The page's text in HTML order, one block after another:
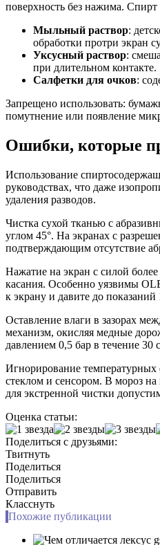
поверхность без нажима. Спирт
Мыльный раствор:
обработки протри экран
Уксусный раствор:
при длительном контакте.
Салфетки для очков:
Запрещено использовать:
помутнение или появление
Ошибки, которые
Использование
руководствах, что даже
удаления разводов.
Чистка сухой тканью с
углом 45°. На экранах с
подтверждающим отсутствие
Нажатие на экран с силой
касания. Особенно уязвимы
к экрану и давите до показаний
Оставление влаги в зазорах
механизм, окисляя медные
давлением 0,5 бар в течение 30
Игнорирование температурных
стеклом и сенсором. В мороз
для экстренной чистки
Оценка статьи:
Поделиться с друзьями:
Твитнуть
Поделиться
Поделиться
Отправить
Класснуть
Похожие публикации